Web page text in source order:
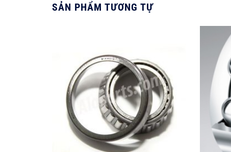
SẢN PHẨM TƯƠNG TỰ
Add to
wishlist